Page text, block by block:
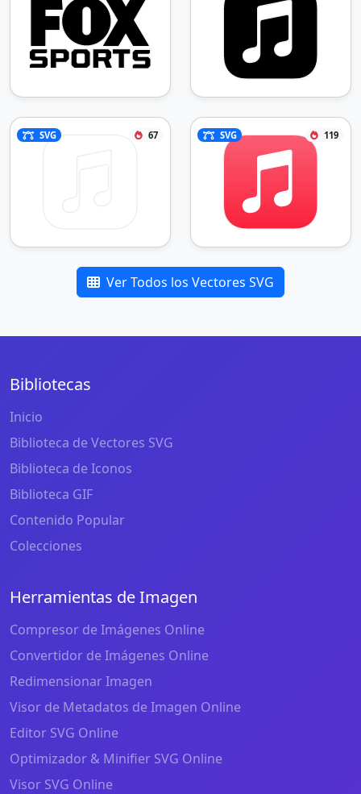
SVG 67 SVG 119
Ver Todos los Vectores SVG
Bibliotecas
Inicio
Biblioteca de Vectores SVG
Biblioteca de Iconos
Biblioteca GIF
Contenido Popular
Colecciones
Herramientas de Imagen
Compresor de Imágenes Online
Convertidor de Imágenes Online
Redimensionar Imagen
Visor de Metadatos de Imagen Online
Editor SVG Online
Optimizador & Minifier SVG Online
Visor SVG Online